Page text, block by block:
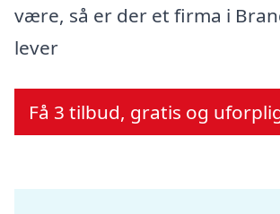
være, så er der et firma i
lever
Få 3 tilbud, gratis og